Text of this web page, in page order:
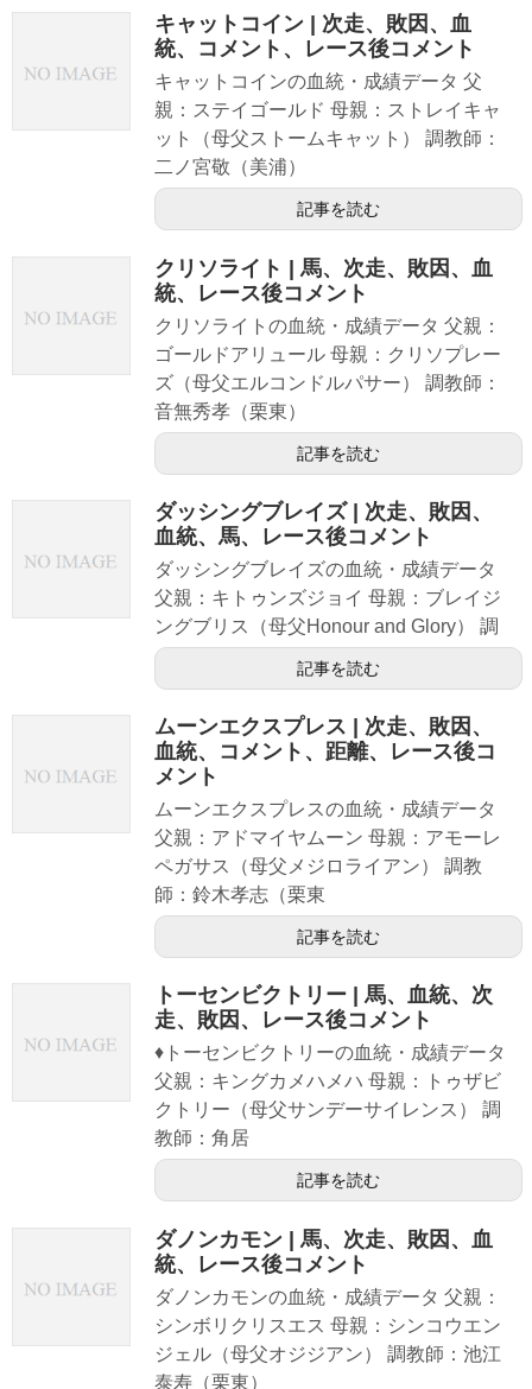
キャットコイン | 次走、敗因、血
統、コメント、レース後コメント
キャットコインの血統・成績データ 父
親：ステイゴールド 母親：ストレイキャ
ット（母父ストームキャット） 調教師：
二ノ宮敬（美浦）
記事を読む
クリソライト | 馬、次走、敗因、血
統、レース後コメント
クリソライトの血統・成績データ 父親：
ゴールドアリュール 母親：クリソプレー
ズ（母父エルコンドルパサー） 調教師：
音無秀孝（栗東）
記事を読む
ダッシングブレイズ | 次走、敗因、
血統、馬、レース後コメント
ダッシングブレイズの血統・成績データ
父親：キトゥンズジョイ 母親：ブレイジ
ングブリス（母父Honour and Glory） 調
記事を読む
ムーンエクスプレス | 次走、敗因、
血統、コメント、距離、レース後コ
メント
ムーンエクスプレスの血統・成績データ
父親：アドマイヤムーン 母親：アモーレ
ペガサス（母父メジロライアン） 調教
師：鈴木孝志（栗東
記事を読む
トーセンビクトリー | 馬、血統、次
走、敗因、レース後コメント
♦トーセンビクトリーの血統・成績データ
父親：キングカメハメハ 母親：トゥザビ
クトリー（母父サンデーサイレンス） 調
教師：角居
記事を読む
ダノンカモン | 馬、次走、敗因、血
統、レース後コメント
ダノンカモンの血統・成績データ 父親：
シンボリクリスエス 母親：シンコウエン
ジェル（母父オジジアン） 調教師：池江
泰寿（栗東）